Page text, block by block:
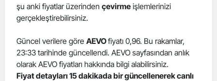
Edirne
Erzincan
Erzurum
şu anki fiyatlar üzerinden çevirme işlemlerinizi
gerçekleştirebilirsiniz.
Güncel verilere göre AEVOfiyatı 0,96. Bu rakamlar,
23:33 tarihinde güncellendi. AEVO sayfasından anlık
olarak AEVO fiyatları hakkında bilgi alabilirsiniz.
Fiyat detayları 15 dakikada bir güncellenerek canlı